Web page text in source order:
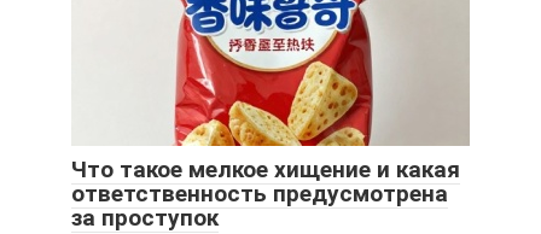
Что такое мелкое хищение и какая
ответственность предусмотрена
за проступок